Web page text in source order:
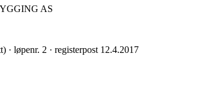
AS
· løpenr. 2 · registerpost 12.4.2017